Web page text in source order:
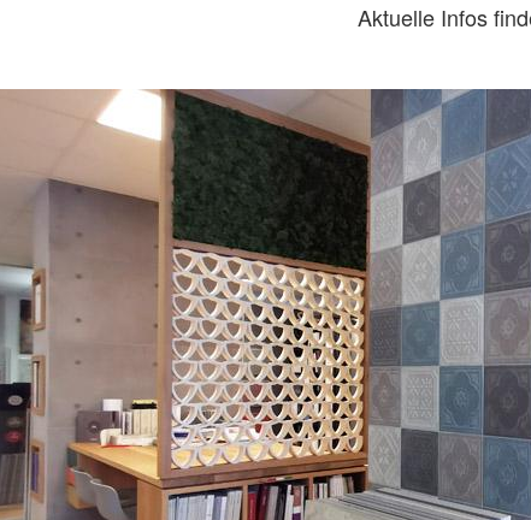
Aktuelle Infos